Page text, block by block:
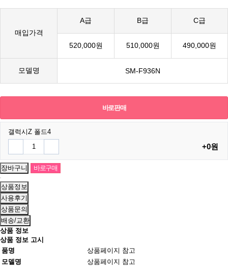
매입가격
A급 B급 C급
520,000원 510,000원 490,000원
모델명 SM-F936N
바로판매
갤럭시Z 폴드4
+0원
상품정보
사용후기
상품문의
배송/교환
상품 정보
상품 정보 고시
품명
상품페이지 참고
모델명
상품페이지 참고